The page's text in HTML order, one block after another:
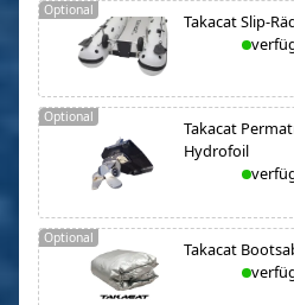
Takacat Slip-
Optional
Takacat
Hydrofoil
Optional
Takacat
Optional